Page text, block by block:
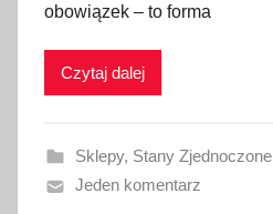
l
i
a
n
obowiązek – to forma
Czytaj dalej
Sklepy, Stany Zjednoczone
Jeden komentarz